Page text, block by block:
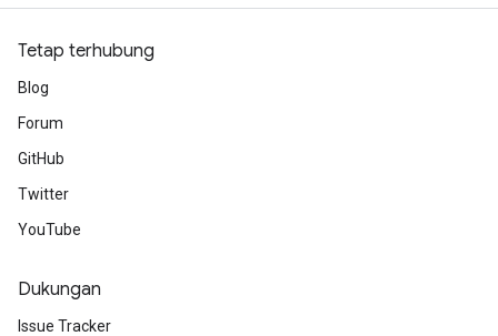
Tetap terhubung
Blog
Forum
GitHub
Twitter
YouTube
Dukungan
Issue Tracker